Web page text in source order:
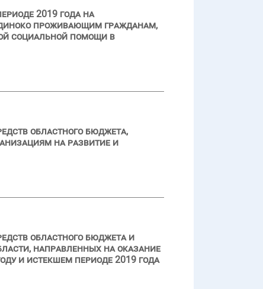
2019 года на
проживающим гражданам,
социальной помощи в
областного бюджета,
на развитие и
областного бюджета и
направленных на оказание
и истекшем периоде 2019 года